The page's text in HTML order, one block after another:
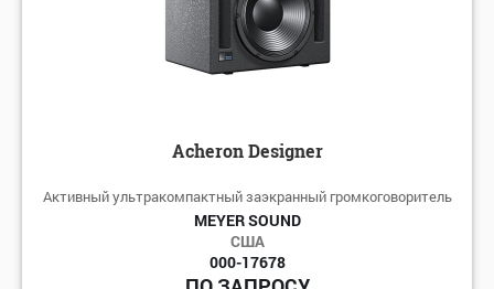
Acheron Designer
Активный ультракомпактный заэкранный громкоговоритель
MEYER SOUND
США
000-17678